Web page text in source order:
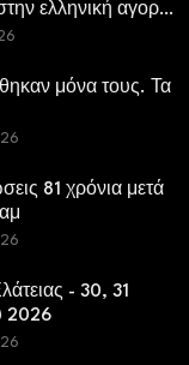
ελληνική αγορά
μόνα τους. Τα
81 χρόνια μετά
- 30, 31
2026